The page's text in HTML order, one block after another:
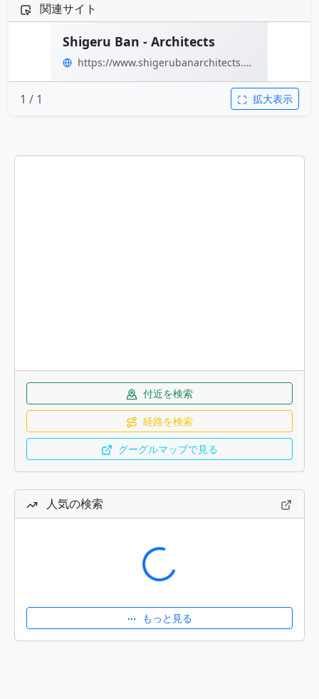
関連サイト
Shigeru Ban - Architects
https://www.shigerubanarchitects.com/
1 / 1 拡大表示
付近を検索
経路を検索
グーグルマップで見る
人気の検索
読み込み中...
もっと見る